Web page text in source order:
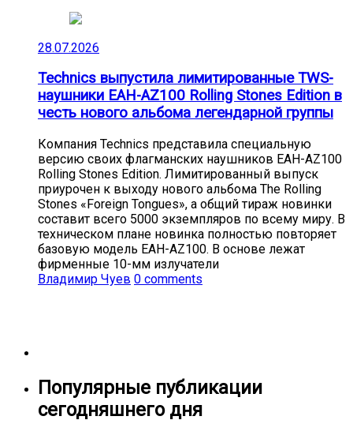
28.07.2026
Technics выпустила лимитированные TWS-
наушники EAH-AZ100 Rolling Stones Edition в
честь нового альбома легендарной группы
Компания Technics представила специальную
версию своих флагманских наушников EAH-AZ100
Rolling Stones Edition. Лимитированный выпуск
приурочен к выходу нового альбома The Rolling
Stones «Foreign Tongues», а общий тираж новинки
составит всего 5000 экземпляров по всему миру. В
техническом плане новинка полностью повторяет
базовую модель EAH-AZ100. В основе лежат
фирменные 10-мм излучатели
Владимир Чуев 0 comments
Популярные публикации
сегодняшнего дня